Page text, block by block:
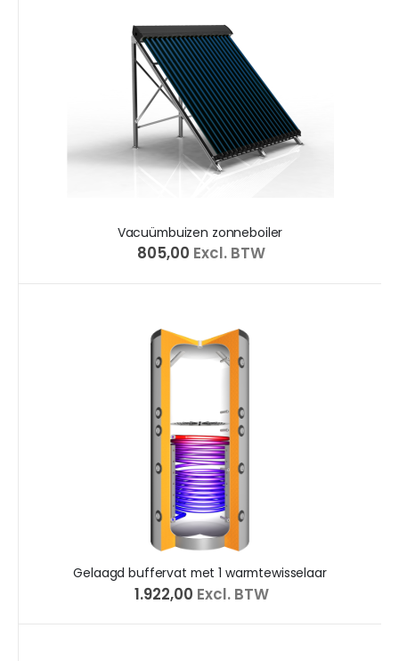
Vacuümbuizen zonneboiler
€ 805,00 Excl. BTW
Gelaagd buffervat met 1 warmtewisselaar
€ 1.922,00 Excl. BTW